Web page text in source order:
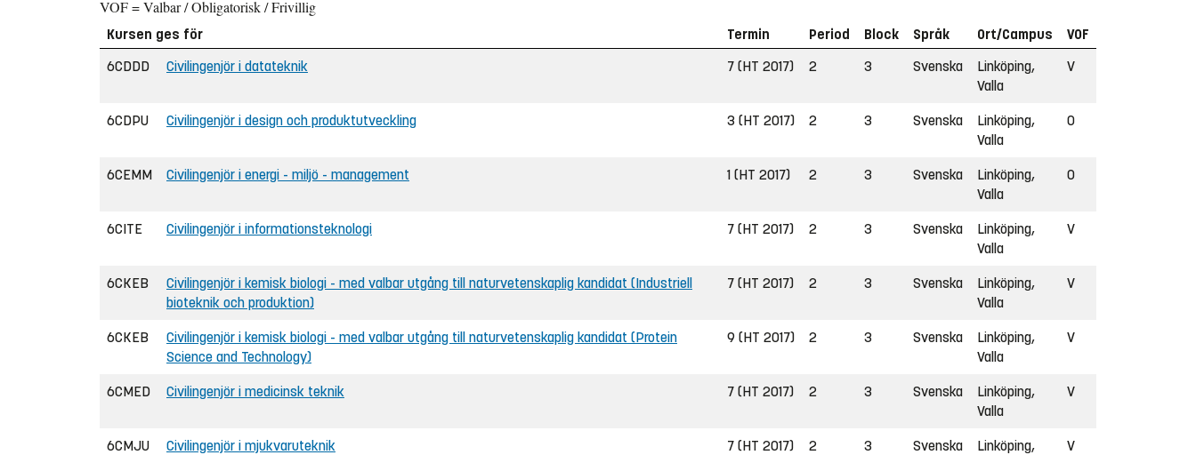
VOF = Valbar / Obligatorisk / Frivillig
Kursen ges för Termin Period Block Språk Ort/Campus
VOF
6CDDD
Civilingenjör i datateknik 7 (HT 2017) 2 3 Svenska
Linköping,
Valla
V
6CDPU Civilingenjör i design och produktutveckling 3 (HT 2017) 2 3 Svenska
Linköping,
Valla
O
6CEMM Civilingenjör i energi - miljö - management 1 (HT 2017) 2 3 Svenska
Linköping,
Valla
O
6CITE Civilingenjör i informationsteknologi 7 (HT 2017) 2 3 Svenska
Linköping,
Valla
V
6CKEB
Civilingenjör i kemisk biologi - med valbar utgång till naturvetenskaplig kandidat (Industriell
bioteknik och produktion)
7 (HT 2017) 2 3 Svenska
Linköping,
Valla
V
6CKEB
Civilingenjör i kemisk biologi - med valbar utgång till naturvetenskaplig kandidat (Protein
Science and Technology)
9 (HT 2017) 2 3 Svenska
Linköping,
Valla
V
6CMED Civilingenjör i medicinsk teknik 7 (HT 2017) 2 3 Svenska
Linköping,
Valla
V
6CMJU Civilingenjör i mjukvaruteknik 7 (HT 2017) 2 3 Svenska
Linköping,
V